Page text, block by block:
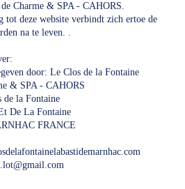
Charme & SPA - CAHORS.
tot deze website verbindt zich ertoe de
na te leven. .
door: Le Clos de la Fontaine
& SPA - CAHORS
la Fontaine
De La Fontaine
FRANCE